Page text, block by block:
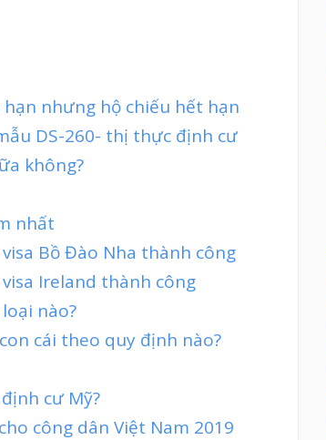
nhưng hộ chiếu hết hạn
DS-260- thị thực định cư
không?
nhất
Bồ Đào Nha thành công
Ireland thành công
nào?
cái theo quy định nào?
cư Mỹ?
công dân Việt Nam 2019